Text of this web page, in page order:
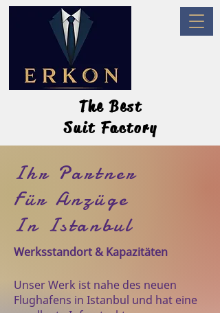
The Best
Suit Factory
The Best
Suit Factory
Ihr Partner
Für Anzüge
In Istanbul
Werksstandort & Kapazitäten
Unser Werk ist nahe des neuen
Flughafens in Istanbul und hat eine